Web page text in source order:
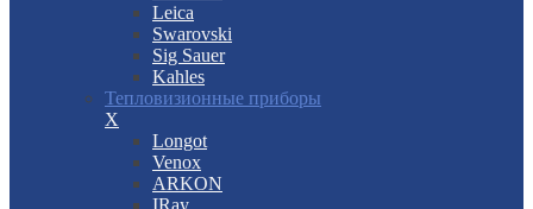
Leica
Swarovski
Sig Sauer
Kahles
Тепловизионные приборы
X
Longot
Venox
ARKON
IRay